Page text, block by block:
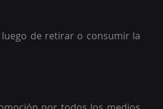
de retirar o consumir la